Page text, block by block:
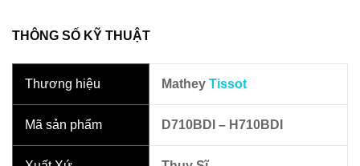
THÔNG SỐ KỸ THUẬT
Thương hiệu Mathey Tissot
Mã sản phẩm D710BDI – H710BDI